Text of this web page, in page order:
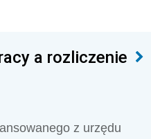
a rozliczenie
z urzędu